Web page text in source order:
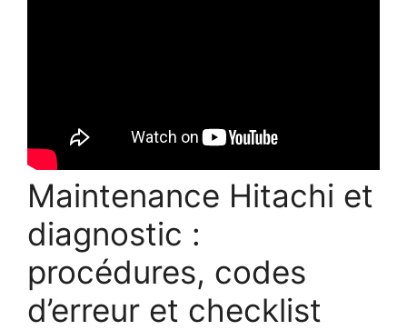
Maintenance Hitachi et
diagnostic :
procédures, codes
d’erreur et checklist